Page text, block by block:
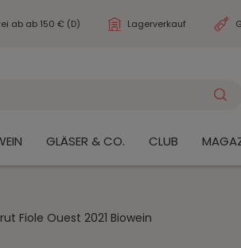
ab ab 150 € (D) Lagerverkauf
GLÄSER & CO. CLUB
Fiole Ouest 2021 Biowein